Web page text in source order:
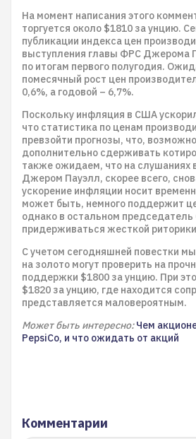
На момент написания этого
торгуется около $1810 за унцию.
публикации индекса цен
выступления главы ФРС Джерома
по итогам первого полугодия.
помесячный рост цен
0,6%, а годовой – 6,7%.
Поскольку инфляция в США
что статистика по ценам
превзойти прогнозы, что,
дополнительно сдерживать
также ожидаем, что на слушаниях
Джером Пауэлл, скорее всего,
ускорение инфляции носит
может быть, немного поддержит
однако в остальном
придерживаться жесткой
С учетом сегодняшней повестки
на золото могут проверить на
поддержки $1800 за унцию. При
$1820 за унцию, где находится
представляется маловероятным.
Может быть интересно: Чем
PepsiCo, и что ожидать от акций
Комментарии